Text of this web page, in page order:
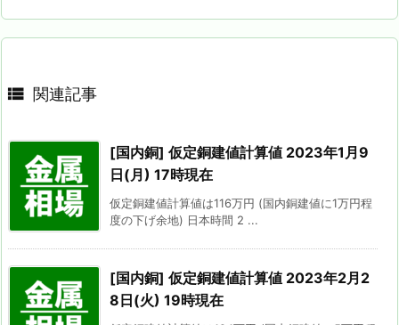
 関連記事
[国内銅] 仮定銅建値計算値 2023年1月9
日(月) 17時現在
仮定銅建値計算値は116万円 (国内銅建値に1万円程
度の下げ余地) 日本時間 2 ...
[国内銅] 仮定銅建値計算値 2023年2月2
8日(火) 19時現在